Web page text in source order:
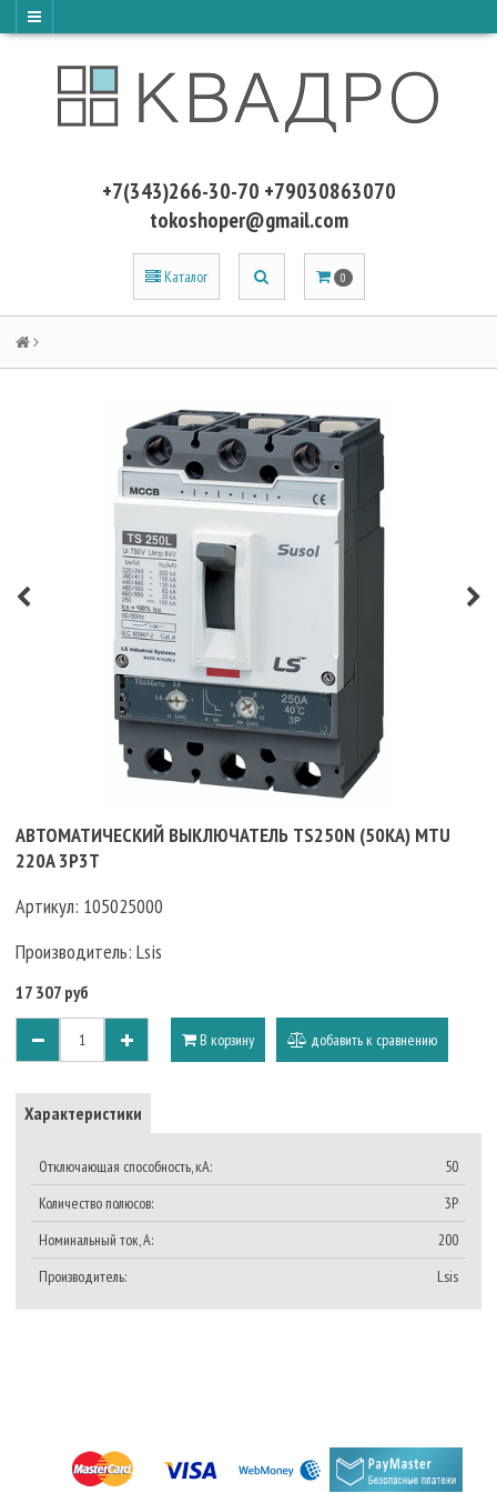
+7(343)266-30-70 +79030863070
tokoshoper@gmail.com
Каталог 0
АВТОМАТИЧЕСКИЙ ВЫКЛЮЧАТЕЛЬ TS250N (50KA) MTU
220A 3P3T
Артикул: 105025000
Производитель: Lsis
17 307 руб
В корзину добавить к сравнению
Характеристики
Отключающая способность, кА:
50
Количество полюсов:
3P
Номинальный ток, A:
200
Производитель:
Lsis